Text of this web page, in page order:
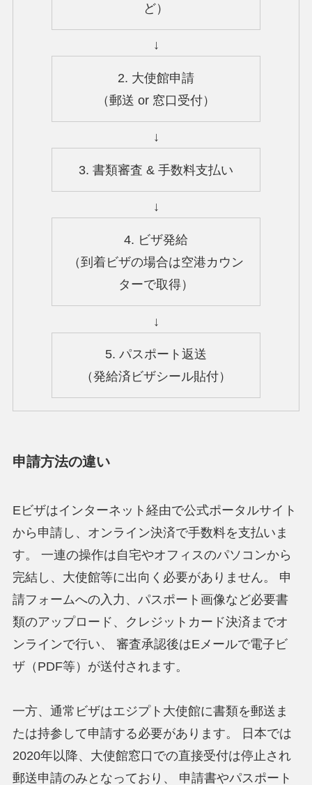
ど）
↓
2. 大使館申請
（郵送 or 窓口受付）
↓
3. 書類審査 & 手数料支払い
↓
4. ビザ発給
（到着ビザの場合は空港カウン
ターで取得）
↓
5. パスポート返送
（発給済ビザシール貼付）
申請方法の違い
Eビザはインターネット経由で公式ポータルサイト
から申請し、オンライン決済で手数料を支払いま
す。 一連の操作は自宅やオフィスのパソコンから
完結し、大使館等に出向く必要がありません。 申
請フォームへの入力、パスポート画像など必要書
類のアップロード、クレジットカード決済までオ
ンラインで行い、 審査承認後はEメールで電子ビ
ザ（PDF等）が送付されます。
一方、通常ビザはエジプト大使館に書類を郵送ま
たは持参して申請する必要があります。 日本では
2020年以降、大使館窓口での直接受付は停止され
郵送申請のみとなっており、 申請書やパスポート